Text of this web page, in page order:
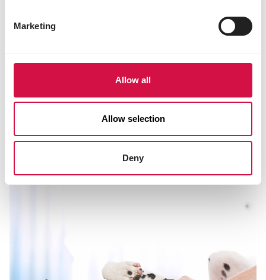
Marketing
Allow all
Allow selection
Deny
Sélectionné pour vous